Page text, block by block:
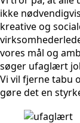
ikke
kreative og
vores mål og
søger ufaglært
Vi vil fjerne tabu
gøre det en